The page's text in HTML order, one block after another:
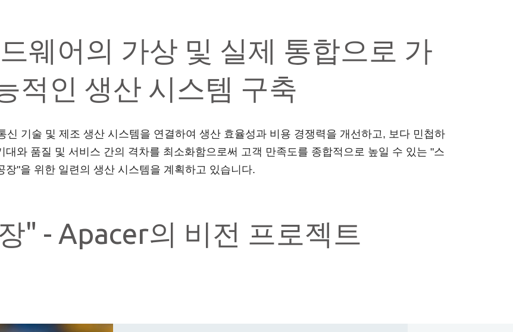
웨어의 가상 및 실제 통합으로 가
적인 생산 시스템 구축
기술 및 제조 생산 시스템을 연결하여 생산 효율성과 비용 경쟁력을 개선하고, 보다 민첩하
와 품질 및 서비스 간의 격차를 최소화함으로써 고객 만족도를 종합적으로 높일 수 있는 "스
장"을 위한 일련의 생산 시스템을 계획하고 있습니다.
" - Apacer의 비전 프로젝트